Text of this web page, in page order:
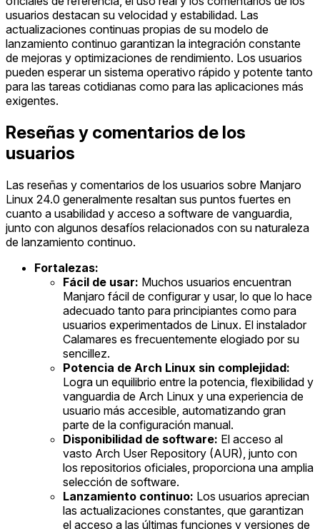
usuarios destacan su velocidad y estabilidad. Las
actualizaciones continuas propias de su modelo de
lanzamiento continuo garantizan la integración constante
de mejoras y optimizaciones de rendimiento. Los usuarios
pueden esperar un sistema operativo rápido y potente tanto
para las tareas cotidianas como para las aplicaciones más
exigentes.
Reseñas y comentarios de los
usuarios
Las reseñas y comentarios de los usuarios sobre Manjaro
Linux 24.0 generalmente resaltan sus puntos fuertes en
cuanto a usabilidad y acceso a software de vanguardia,
junto con algunos desafíos relacionados con su naturaleza
de lanzamiento continuo.
Fortalezas:
Fácil de usar: Muchos usuarios encuentran
Manjaro fácil de configurar y usar, lo que lo hace
adecuado tanto para principiantes como para
usuarios experimentados de Linux. El instalador
Calamares es frecuentemente elogiado por su
sencillez.
Potencia de Arch Linux sin complejidad:
Logra un equilibrio entre la potencia, flexibilidad y
vanguardia de Arch Linux y una experiencia de
usuario más accesible, automatizando gran
parte de la configuración manual.
Disponibilidad de software: El acceso al
vasto Arch User Repository (AUR), junto con
los repositorios oficiales, proporciona una amplia
selección de software.
Lanzamiento continuo: Los usuarios aprecian
las actualizaciones constantes, que garantizan
el acceso a las últimas funciones y versiones de